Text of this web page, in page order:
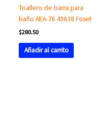
Toallero de barra para
baño AEA-76 49638 Foset
$280.50
Añadir al carrito